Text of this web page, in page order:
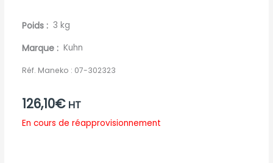
Poids 3 kg
Marque Kuhn
Réf. Maneko : 07-302323
126,10€ HT
En cours de réapprovisionnement